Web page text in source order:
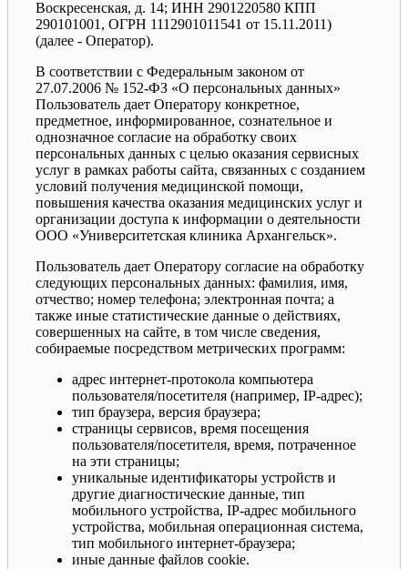
Воскресенская, д. 14; ИНН 2901220580 КПП
290101001, ОГРН 1112901011541 от 15.11.2011)
(далее - Оператор).
В соответствии с Федеральным законом от
27.07.2006 № 152-ФЗ «О персональных данных»
Пользователь дает Оператору конкретное,
предметное, информированное, сознательное и
однозначное согласие на обработку своих
персональных данных с целью оказания сервисных
услуг в рамках работы сайта, связанных с созданием
условий получения медицинской помощи,
повышения качества оказания медицинских услуг и
организации доступа к информации о деятельности
ООО «Университетская клиника Архангельск».
Пользователь дает Оператору согласие на обработку
следующих персональных данных: фамилия, имя,
отчество; номер телефона; электронная почта; а
также иные статистические данные о действиях,
совершенных на сайте, в том числе сведения,
собираемые посредством метрических программ:
адрес интернет-протокола компьютера
пользователя/посетителя (например, IP-адрес);
тип браузера, версия браузера;
страницы сервисов, время посещения
пользователя/посетителя, время, потраченное
на эти страницы;
уникальные идентификаторы устройств и
другие диагностические данные, тип
мобильного устройства, IP-адрес мобильного
устройства, мобильная операционная система,
тип мобильного интернет-браузера;
иные данные файлов cookie.